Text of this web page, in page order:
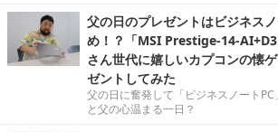
父の日のプレゼントはビジネス
め！？「MSI Prestige-14-
さん世代に嬉しいカプコンの懐
ゼントしてみた
父の日に奮発して「ビジネスノート
と父の心温まる一日？